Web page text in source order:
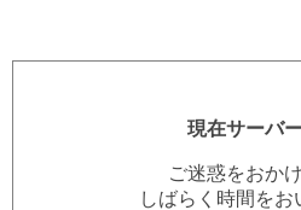
現在サーバ
ご迷惑をおか
しばらく時間を